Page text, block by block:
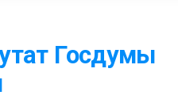
Госдумы